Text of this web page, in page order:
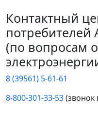
Контактный
потребителей
(по вопросам
8 (39561) 5-61-61
8-800-301-33-53(звонок